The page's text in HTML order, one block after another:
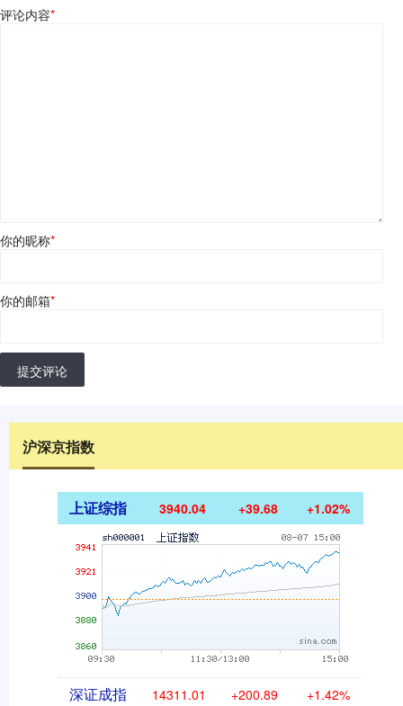
评论内容*
你的昵称*
你的邮箱*
提交评论
沪深京指数
上证综指 3940.04 +39.68 +1.02%
深证成指 14311.01 +200.89 +1.42%